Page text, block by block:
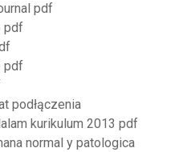
pdf
pdf
pdf
podłączenia
kurikulum 2013 pdf
normal y patologica